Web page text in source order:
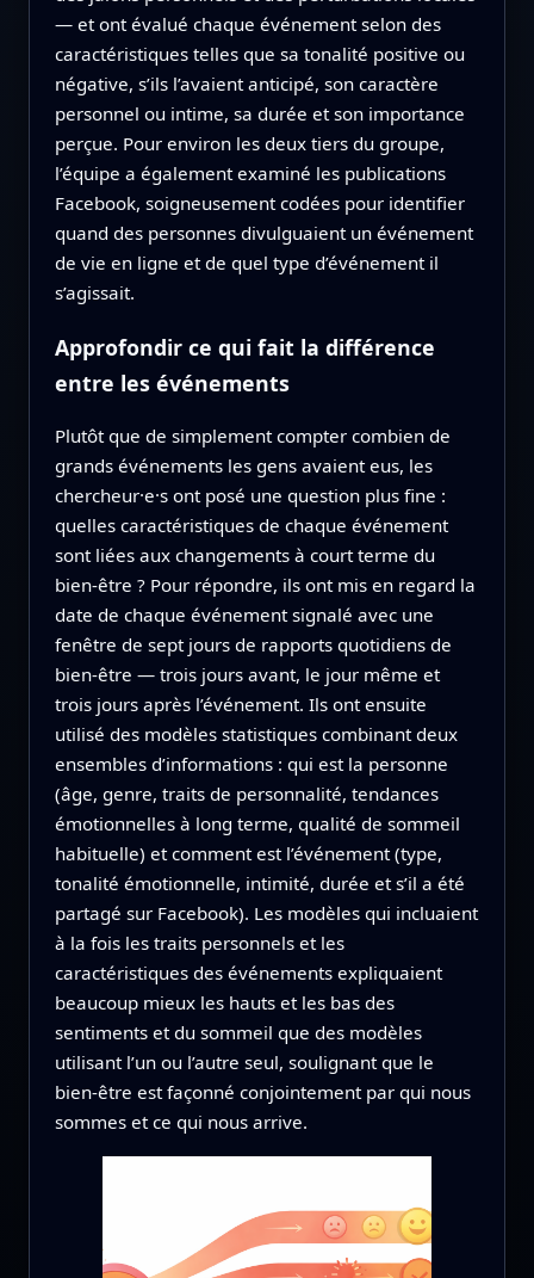
— et ont évalué chaque événement selon des
caractéristiques telles que sa tonalité positive ou
négative, s’ils l’avaient anticipé, son caractère
personnel ou intime, sa durée et son importance
perçue. Pour environ les deux tiers du groupe,
l’équipe a également examiné les publications
Facebook, soigneusement codées pour identifier
quand des personnes divulguaient un événement
de vie en ligne et de quel type d’événement il
s’agissait.
Approfondir ce qui fait la différence
entre les événements
Plutôt que de simplement compter combien de
grands événements les gens avaient eus, les
chercheur·e·s ont posé une question plus fine :
quelles caractéristiques de chaque événement
sont liées aux changements à court terme du
bien‑être ? Pour répondre, ils ont mis en regard la
date de chaque événement signalé avec une
fenêtre de sept jours de rapports quotidiens de
bien‑être — trois jours avant, le jour même et
trois jours après l’événement. Ils ont ensuite
utilisé des modèles statistiques combinant deux
ensembles d’informations : qui est la personne
(âge, genre, traits de personnalité, tendances
émotionnelles à long terme, qualité de sommeil
habituelle) et comment est l’événement (type,
tonalité émotionnelle, intimité, durée et s’il a été
partagé sur Facebook). Les modèles qui incluaient
à la fois les traits personnels et les
caractéristiques des événements expliquaient
beaucoup mieux les hauts et les bas des
sentiments et du sommeil que des modèles
utilisant l’un ou l’autre seul, soulignant que le
bien‑être est façonné conjointement par qui nous
sommes et ce qui nous arrive.